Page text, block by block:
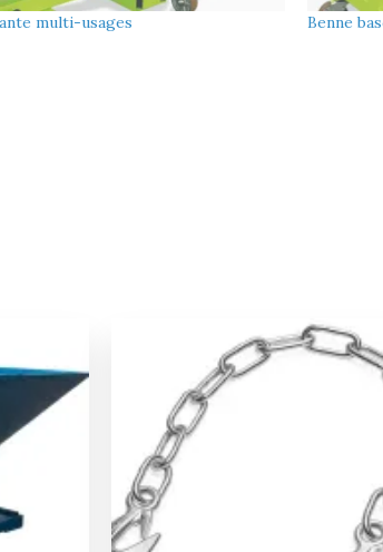
multi-usages Benne
€.
prix
initial
prix